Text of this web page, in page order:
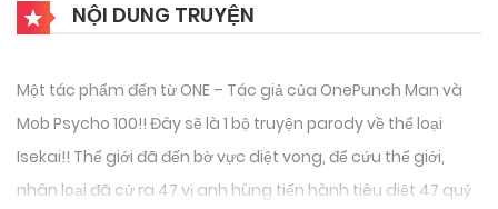
NỘI DUNG TRUYỆN
Một tác phẩm đến từ ONE – Tác giả của OnePunch Man và
Mob Psycho 100!! Đây sẽ là 1 bộ truyện parody về thể loại
Isekai!! Thế giới đã đến bờ vực diệt vong, để cứu thế giới,
nhân loại đã cử ra 47 vị anh hùng tiến hành tiêu diệt 47 quỷ